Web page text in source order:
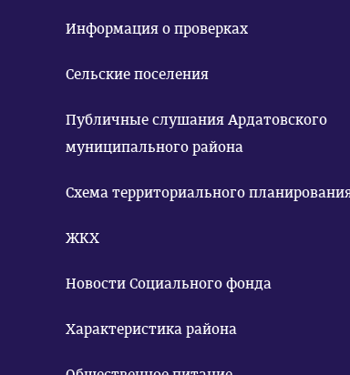
Информация о проверках
Сельские поселения
Публичные слушания Ардатовского
муниципального района
Схема территориального
ЖКХ
Новости Социального фонда
Характеристика района